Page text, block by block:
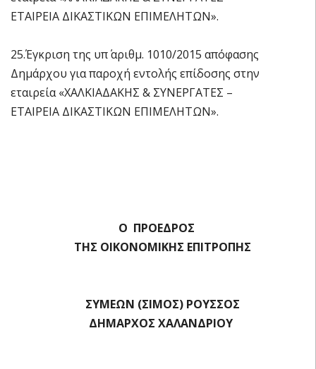
ΕΤΑΙΡΕΙΑ ΔΙΚΑΣΤΙΚΩΝ ΕΠΙΜΕΛΗΤΩΝ».
25.Έγκριση της υπ΄ αριθμ. 1010/2015 απόφασης
Δημάρχου για παροχή εντολής επίδοσης στην
εταιρεία «ΧΑΛΚΙΑΔΑΚΗΣ & ΣΥΝΕΡΓΑΤΕΣ –
ΕΤΑΙΡΕΙΑ ΔΙΚΑΣΤΙΚΩΝ ΕΠΙΜΕΛΗΤΩΝ».
Ο ΠΡΟΕΔΡΟΣ
ΤΗΣ ΟΙΚΟΝΟΜΙΚΗΣ ΕΠΙΤΡΟΠΗΣ
ΣΥΜΕΩΝ (ΣΙΜΟΣ) ΡΟΥΣΣΟΣ
ΔΗΜΑΡΧΟΣ ΧΑΛΑΝΔΡΙΟΥ